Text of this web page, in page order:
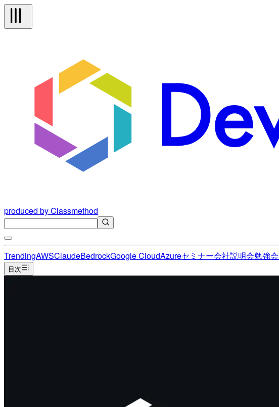
produced by Classmethod
TrendingAWSClaudeBedrockGoogle CloudAzureセミナー会社説明会勉強会
目次